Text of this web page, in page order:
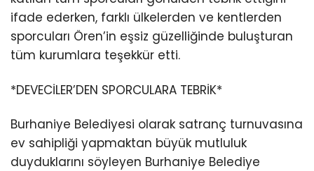
ifade ederken, farklı ülkelerden ve kentlerden
sporcuları Ören’in eşsiz güzelliğinde buluşturan
tüm kurumlara teşekkür etti.
*DEVECİLER’DEN SPORCULARA TEBRİK*
Burhaniye Belediyesi olarak satranç turnuvasına
ev sahipliği yapmaktan büyük mutluluk
duyduklarını söyleyen Burhaniye Belediye